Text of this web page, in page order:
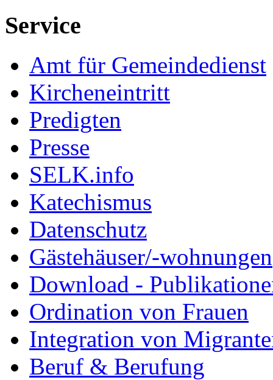
Service
Amt für Gemeindedienst
Kircheneintritt
Predigten
Presse
SELK.info
Katechismus
Datenschutz
Gästehäuser/-wohnungen
Download -
Ordination von Frauen
Integration von
Beruf & Berufung